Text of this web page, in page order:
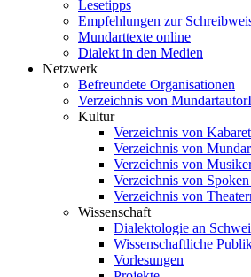
Lesetipps
Empfehlungen zur
Mundarttexte online
Dialekt in den Medien
Netzwerk
Befreundete Organisationen
Verzeichnis von
Kultur
Verzeichnis von
Verzeichnis von
Verzeichnis von
Verzeichnis von
Verzeichnis von
Wissenschaft
Dialektologie an
Wissenschaftliche
Vorlesungen